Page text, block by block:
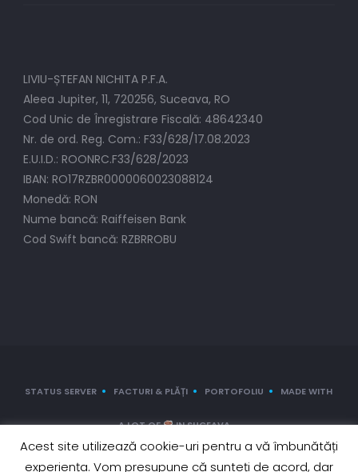
LIVIU-ȘTEFAN NICHITA P.F.A.
Aleea Jupiter, 11, 720256, Suceava, RO
Cod Unic de Înregistrare Fiscală: 48642340
Nr. de ord. Reg. Com.: F33/628/17.08.2023
E.U.I.D.: ROONRC.F33/628/2023
IBAN: RO17RZBR0000060023088124
Monedă: RON
Nume bancă: Raiffeisen Bank
Cod Swift bancă: RZBRROBU
STATUS SERVER FACTURI & PLĂȚI PORTOFOLIU MADE WITH
A LOT OF IN SUCEAVA
© 2017-2027 GEKOHOST România | Creat cu de GEKO's WorkGroup
Acest site utilizează cookie-uri pentru a vă îmbunătăți
experiența. Vom presupune că sunteți de acord, dar